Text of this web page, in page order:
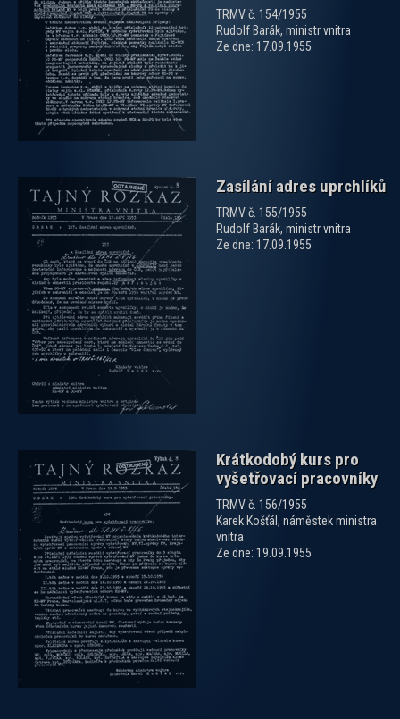
TRMV č. 154/1955
Rudolf Barák, ministr vnitra
Ze dne: 17.09.1955
Zasílání adres uprchlíků
TRMV č. 155/1955
Rudolf Barák, ministr vnitra
Ze dne: 17.09.1955
zobrazit PDF dokument
Krátkodobý kurs pro
vyšetřovací pracovníky
TRMV č. 156/1955
Karek Košťál, náměstek ministra
vnitra
Ze dne: 19.09.1955
zobrazit PDF dokument